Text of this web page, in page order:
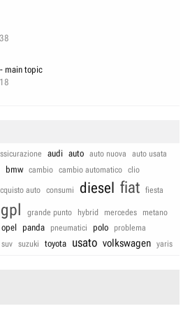
main topic
audi auto auto nuova
auto usata
bmw cambio cambio automatico clio
auto consumi diesel fiat fiesta
gpl grande punto hybrid mercedes
metano
opel panda pneumatici polo
problema
suv suzuki toyota usato volkswagen yaris